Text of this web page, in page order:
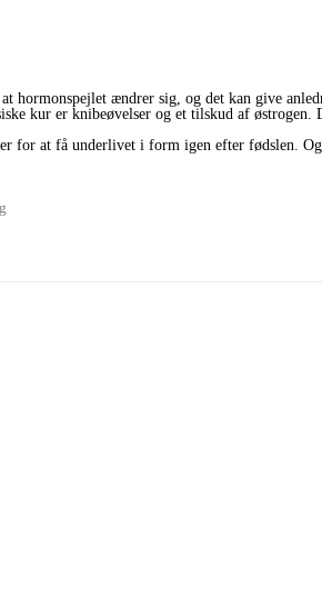
hormonspejlet ændrer sig, og det kan give
kur er knibeøvelser og et tilskud af
for at få underlivet i form igen efter fødslen.